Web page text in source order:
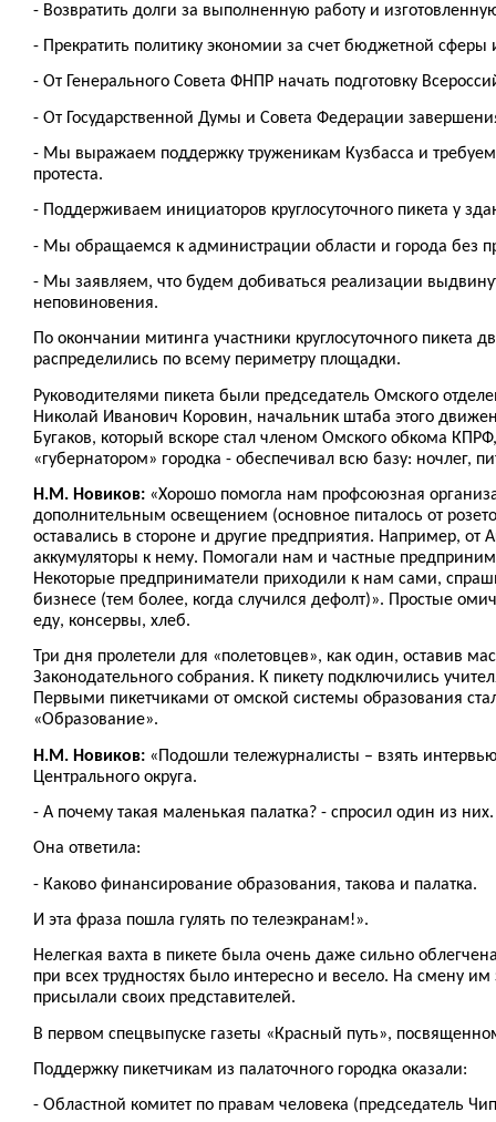
- Возвратить долги за выполненную работу и
- Прекратить политику экономии за счет бюджетной
- От Генерального Совета ФНПР начать подготовку
- От Государственной Думы и Совета Федерации
- Мы выражаем поддержку труженикам Кузбасса и требуем
протеста.
- Поддерживаем инициаторов круглосуточного пикета у
- Мы обращаемся к администрации области и города без
- Мы заявляем, что будем добиваться реализации
неповиновения.
По окончании митинга участники круглосуточного пикета
распределились по всему периметру площадки.
Руководителями пикета были председатель Омского
Николай Иванович Коровин, начальник штаба этого
Бугаков, который вскоре стал членом Омского обкома
«губернатором» городка - обеспечивал всю базу: ночлег,
Н.М. Новиков: «Хорошо помогла нам профсоюзная
дополнительным освещением (основное питалось от
оставались в стороне и другие предприятия. Например,
аккумуляторы к нему. Помогали нам и частные
Некоторые предприниматели приходили к нам сами,
бизнесе (тем более, когда случился дефолт)». Простые
еду, консервы, хлеб.
Три дня пролетели для «полетовцев», как один, оставив
Законодательного собрания. К пикету подключились
Первыми пикетчиками от омской системы образования
«Образование».
Н.М. Новиков: «Подошли тележурналисты – взять
Центрального округа.
- А почему такая маленькая палатка? - спросил один из них.
Она ответила:
- Каково финансирование образования, такова и палатка.
И эта фраза пошла гулять по телеэкранам!».
Нелегкая вахта в пикете была очень даже сильно
при всех трудностях было интересно и весело. На смену
присылали своих представителей.
В первом спецвыпуске газеты «Красный путь»,
Поддержку пикетчикам из палаточного городка оказали:
- Областной комитет по правам человека (председатель